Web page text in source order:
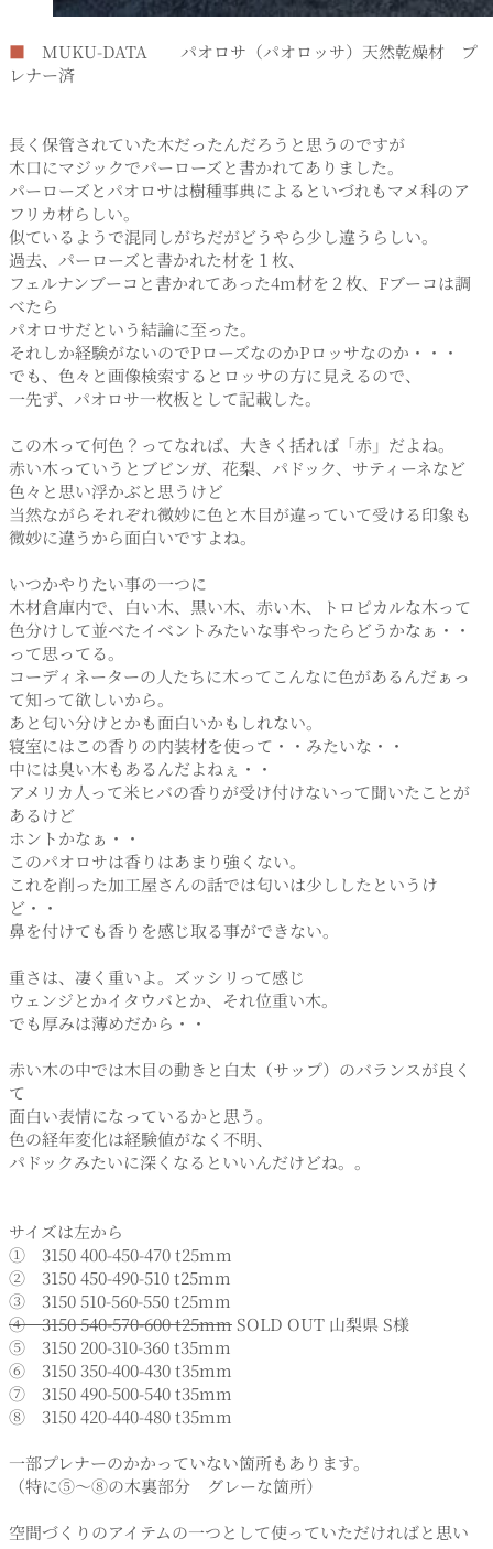
■ MUKU-DATA パオロサ（パオロッサ）天然乾燥材 プ
レナー済
長く保管されていた木だったんだろうと思うのですが
木口にマジックでパーローズと書かれてありました。
パーローズとパオロサは樹種事典によるといづれもマメ科のア
フリカ材らしい。
似ているようで混同しがちだがどうやら少し違うらしい。
過去、パーローズと書かれた材を１枚、
フェルナンブーコと書かれてあった4m材を２枚、Fブーコは調
べたら
パオロサだという結論に至った。
それしか経験がないのでPローズなのかPロッサなのか・・・
でも、色々と画像検索するとロッサの方に見えるので、
一先ず、パオロサ一枚板として記載した。
この木って何色？ってなれば、大きく括れば「赤」だよね。
赤い木っていうとブビンガ、花梨、パドック、サティーネなど
色々と思い浮かぶと思うけど
当然ながらそれぞれ微妙に色と木目が違っていて受ける印象も
微妙に違うから面白いですよね。
いつかやりたい事の一つに
木材倉庫内で、白い木、黒い木、赤い木、トロピカルな木って
色分けして並べたイベントみたいな事やったらどうかなぁ・・
って思ってる。
コーディネーターの人たちに木ってこんなに色があるんだぁっ
て知って欲しいから。
あと匂い分けとかも面白いかもしれない。
寝室にはこの香りの内装材を使って・・みたいな・・
中には臭い木もあるんだよねぇ・・
アメリカ人って米ヒバの香りが受け付けないって聞いたことが
あるけど
ホントかなぁ・・
このパオロサは香りはあまり強くない。
これを削った加工屋さんの話では匂いは少ししたというけ
ど・・
鼻を付けても香りを感じ取る事ができない。
重さは、凄く重いよ。ズッシリって感じ
ウェンジとかイタウバとか、それ位重い木。
でも厚みは薄めだから・・
赤い木の中では木目の動きと白太（サップ）のバランスが良く
て
面白い表情になっているかと思う。
色の経年変化は経験値がなく不明、
パドックみたいに深くなるといいんだけどね。。
サイズは左から
① 3150 400-450-470 t25mm
② 3150 450-490-510 t25mm
③ 3150 510-560-550 t25mm
④ 3150 540-570-600 t25mmSOLD OUT 山梨県 S様
⑤ 3150 200-310-360 t35mm
⑥ 3150 350-400-430 t35mm
⑦ 3150 490-500-540 t35mm
⑧ 3150 420-440-480 t35mm
一部プレナーのかかっていない箇所もあります。
（特に⑤～⑧の木裏部分 グレーな箇所）
空間づくりのアイテムの一つとして使っていただければと思い